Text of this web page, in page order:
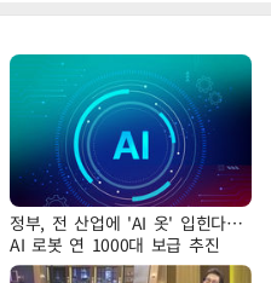
정부, 전 산업에 'AI 옷' 입힌다…
AI 로봇 연 1000대 보급 추진